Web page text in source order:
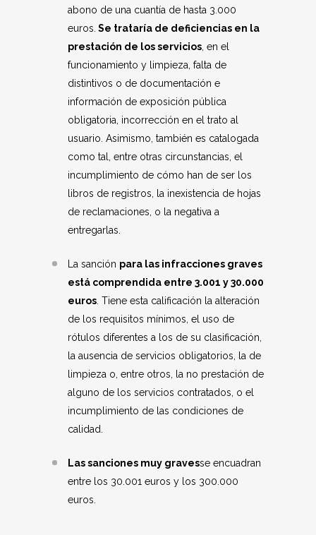
abono de una cuantía de hasta 3.000
euros. Se trataría de deficiencias en la
prestación de los servicios , en el
funcionamiento y limpieza, falta de
distintivos o de documentación e
información de exposición pública
obligatoria, incorrección en el trato al
usuario. Asimismo, también es catalogada
como tal, entre otras circunstancias, el
incumplimiento de cómo han de ser los
libros de registros, la inexistencia de hojas
de reclamaciones, o la negativa a
entregarlas.
La sanción para las infracciones graves
está comprendida entre 3.001 y 30.000
euros . Tiene esta calificación la alteración
de los requisitos mínimos, el uso de
rótulos diferentes a los de su clasificación,
la ausencia de servicios obligatorios, la de
limpieza o, entre otros, la no prestación de
alguno de los servicios contratados, o el
incumplimiento de las condiciones de
calidad.
Las sanciones muy gravesse encuadran
entre los 30.001 euros y los 300.000
euros.